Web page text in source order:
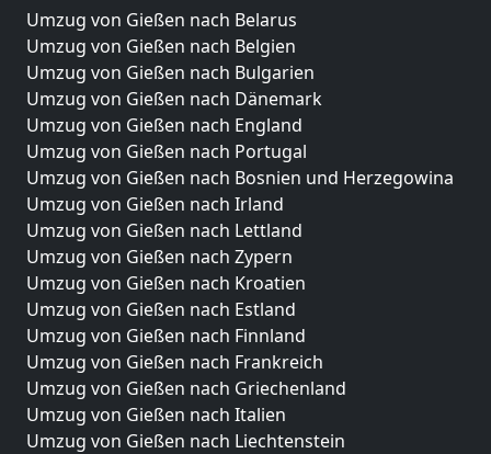
Umzug von Gießen nach Belarus
Umzug von Gießen nach Belgien
Umzug von Gießen nach Bulgarien
Umzug von Gießen nach Dänemark
Umzug von Gießen nach England
Umzug von Gießen nach Portugal
Umzug von Gießen nach Bosnien und Herzegowina
Umzug von Gießen nach Irland
Umzug von Gießen nach Lettland
Umzug von Gießen nach Zypern
Umzug von Gießen nach Kroatien
Umzug von Gießen nach Estland
Umzug von Gießen nach Finnland
Umzug von Gießen nach Frankreich
Umzug von Gießen nach Griechenland
Umzug von Gießen nach Italien
Umzug von Gießen nach Liechtenstein